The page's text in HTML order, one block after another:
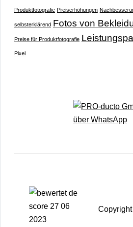
Produktfotografie Preiserhöhungen
selbsterklärend Fotos von
Preise für Produktfotografie
Pixel